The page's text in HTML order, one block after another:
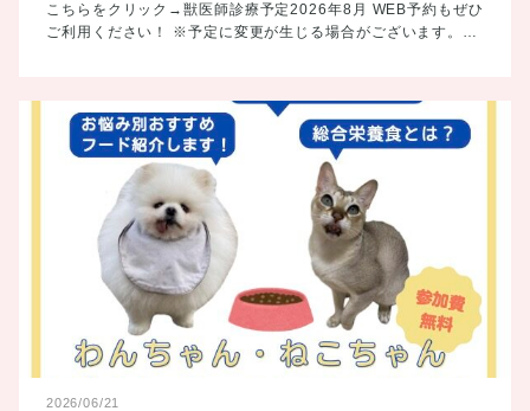
こちらをクリック→獣医師診療予定2026年8月 WEB予約もぜひ
ご利用ください！ ※予定に変更が生じる場合がございます。…
2026/06/21